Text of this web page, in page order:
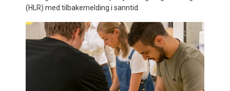
(HLR) med tilbakemelding i sanntid.